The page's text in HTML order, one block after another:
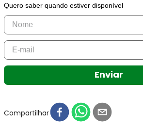
Quero saber quando estiver disponível
Enviar
Compartilhar